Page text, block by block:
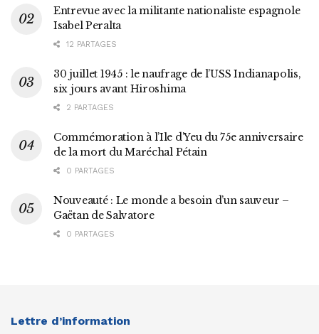
Entrevue avec la militante nationaliste espagnole
Isabel Peralta
12 PARTAGES
30 juillet 1945 : le naufrage de l’USS Indianapolis,
six jours avant Hiroshima
2 PARTAGES
Commémoration à l’Ile d’Yeu du 75e anniversaire
de la mort du Maréchal Pétain
0 PARTAGES
Nouveauté : Le monde a besoin d’un sauveur –
Gaëtan de Salvatore
0 PARTAGES
Lettre d’information